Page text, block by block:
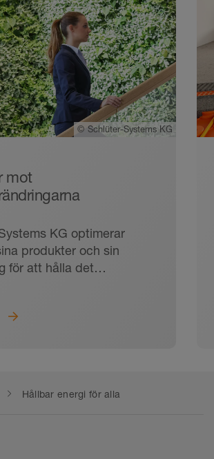
© Schlüter-Systems KG
mot
KG optimerar
produkter och sin
för att hålla det
Hållbar energi för alla